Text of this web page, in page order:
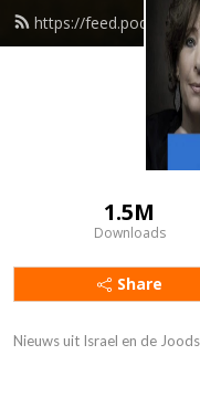
https://
1.5M
Downloads
Share
Nieuws uit Israel en de